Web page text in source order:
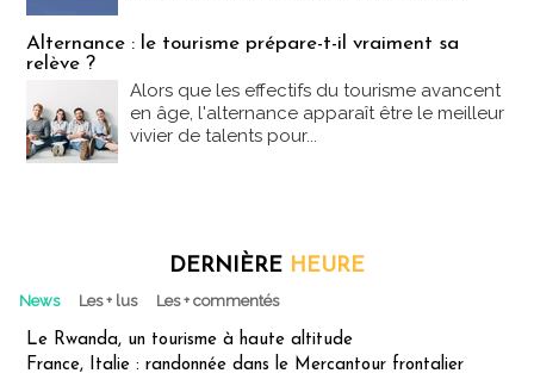
Alternance : le tourisme prépare-t-il vraiment sa
relève ?
Alors que les effectifs du tourisme avancent
en âge, l'alternance apparaît être le meilleur
vivier de talents pour...
DERNIÈRE HEURE
News Les + lus Les + commentés
Le Rwanda, un tourisme à haute altitude
France, Italie : randonnée dans le Mercantour frontalier